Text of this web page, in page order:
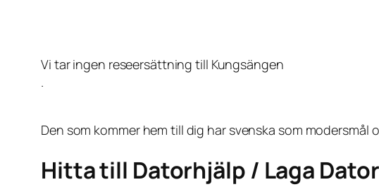
Vi tar ingen reseersättning till Kungsängen
.
Den som kommer hem till dig har svenska som
Hitta till Datorhjälp / Laga